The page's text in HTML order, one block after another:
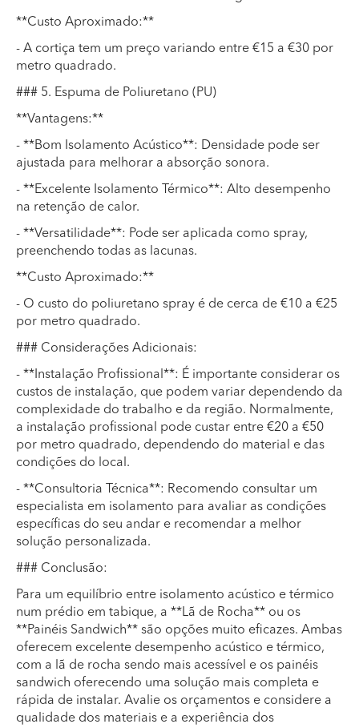
**Custo Aproximado:**
- A cortiça tem um preço variando entre €15 a €30 por
metro quadrado.
### 5. Espuma de Poliuretano (PU)
**Vantagens:**
- **Bom Isolamento Acústico**: Densidade pode ser
ajustada para melhorar a absorção sonora.
- **Excelente Isolamento Térmico**: Alto desempenho
na retenção de calor.
- **Versatilidade**: Pode ser aplicada como spray,
preenchendo todas as lacunas.
**Custo Aproximado:**
- O custo do poliuretano spray é de cerca de €10 a €25
por metro quadrado.
### Considerações Adicionais:
- **Instalação Profissional**: É importante considerar os
custos de instalação, que podem variar dependendo da
complexidade do trabalho e da região. Normalmente,
a instalação profissional pode custar entre €20 a €50
por metro quadrado, dependendo do material e das
condições do local.
- **Consultoria Técnica**: Recomendo consultar um
especialista em isolamento para avaliar as condições
específicas do seu andar e recomendar a melhor
solução personalizada.
### Conclusão:
Para um equilíbrio entre isolamento acústico e térmico
num prédio em tabique, a **Lã de Rocha** ou os
**Painéis Sandwich** são opções muito eficazes. Ambas
oferecem excelente desempenho acústico e térmico,
com a lã de rocha sendo mais acessível e os painéis
sandwich oferecendo uma solução mais completa e
rápida de instalar. Avalie os orçamentos e considere a
qualidade dos materiais e a experiência dos